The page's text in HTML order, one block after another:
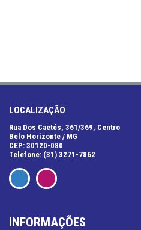
LOCALIZAÇÃO
Rua Dos Caetés, 361/369, Centro
Belo Horizonte / MG
CEP: 30120-080
Telefone: (31) 3271-7862
INFORMAÇÕES